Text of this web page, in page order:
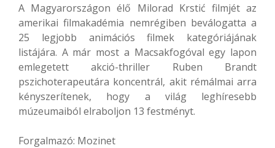
A Magyarországon élő Milorad Krstić filmjét az
amerikai filmakadémia nemrégiben beválogatta a
25 legjobb animációs filmek kategóriájának
listájára. A már most a Macsakfogóval egy lapon
emlegetett akció-thriller Ruben Brandt
pszichoterapeutára koncentrál, akit rémálmai arra
kényszerítenek, hogy a világ leghíresebb
múzeumaiból elraboljon 13 festményt.
Forgalmazó: Mozinet